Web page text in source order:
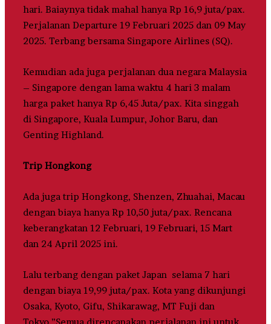
hari. Baiaynya tidak mahal hanya Rp 16,9 juta/pax.
Perjalanan Departure 19 Februari 2025 dan 09 May
2025. Terbang bersama Singapore Airlines (SQ).
Kemudian ada juga perjalanan dua negara Malaysia
– Singapore dengan lama waktu 4 hari 3 malam
harga paket hanya Rp 6,45 Juta/pax. Kita singgah
di Singapore, Kuala Lumpur, Johor Baru, dan
Genting Highland.
Trip Hongkong
Ada juga trip Hongkong, Shenzen, Zhuahai, Macau
dengan biaya hanya Rp 10,50 juta/pax. Rencana
keberangkatan 12 Februari, 19 Februari, 15 Mart
dan 24 April 2025 ini.
Lalu terbang dengan paket Japan selama 7 hari
dengan biaya 19,99 juta/pax. Kota yang dikunjungi
Osaka, Kyoto, Gifu, Shikarawag, MT Fuji dan